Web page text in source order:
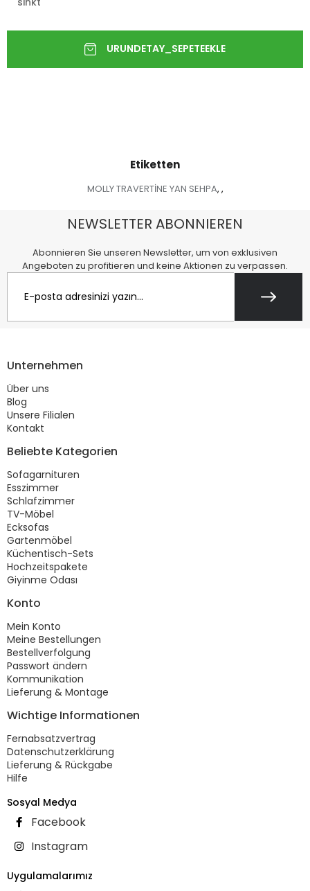
Etiketten
MOLLY TRAVERTİNE YAN SEHPA, ,
NEWSLETTER ABONNIEREN
Abonnieren Sie unseren Newsletter, um von exklusiven
Angeboten zu profitieren und keine Aktionen zu verpassen.
Unternehmen
Über uns
Blog
Unsere Filialen
Kontakt
Beliebte Kategorien
Sofagarnituren
Esszimmer
Schlafzimmer
TV-Möbel
Ecksofas
Gartenmöbel
Küchentisch-Sets
Hochzeitspakete
Giyinme Odası
Konto
Mein Konto
Meine Bestellungen
Bestellverfolgung
Passwort ändern
Kommunikation
Lieferung & Montage
Wichtige Informationen
Fernabsatzvertrag
Datenschutzerklärung
Lieferung & Rückgabe
Hilfe
Sosyal Medya
Facebook
Instagram
Uygulamalarımız